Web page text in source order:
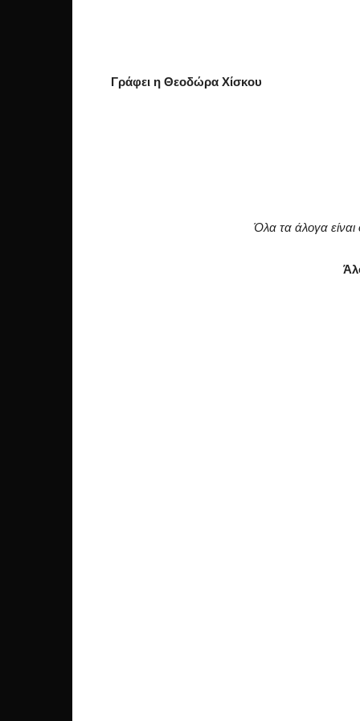
Γράφει η Θεοδώρα Χίσκου
Όλα τα άλογα είναι